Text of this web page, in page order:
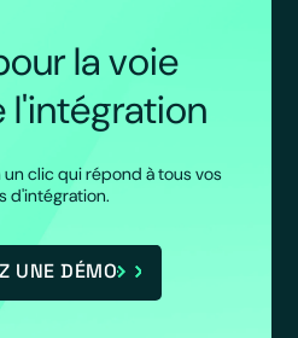
la voie
l'intégration
clic qui répond à tous vos
d'intégration.
UNE DÉMO